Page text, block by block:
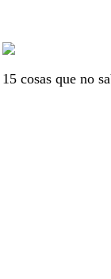
15 cosas que no